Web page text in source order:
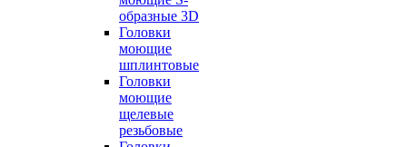
образные 3D
Головки
моющие
шплинтовые
Головки
моющие
щелевые
резьбовые